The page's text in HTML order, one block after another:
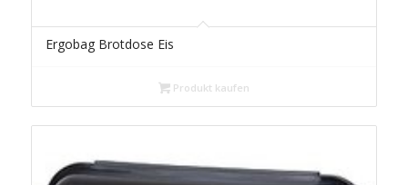
Ergobag Brotdose Eis
Produkt kaufen